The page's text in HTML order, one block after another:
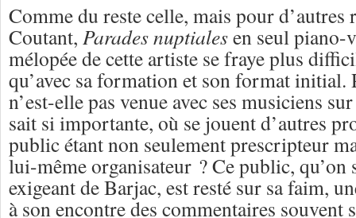
Comme du reste celle, mais pour d’autres
Coutant, Parades nuptialesen seul piano-
mélopée de cette artiste se fraye plus
qu’avec sa formation et son format initial.
n’est-elle pas venue avec ses musiciens
sait si importante, où se jouent d’autres
public étant non seulement prescripteur
lui-même organisateur ? Ce public,
exigeant de Barjac, est resté sur sa faim,
à son encontre des commentaires souvent